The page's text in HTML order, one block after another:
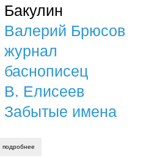
Бакулин
Валерий Брюсов
журнал
баснописец
В. Елисеев
Забытые имена
подробнее